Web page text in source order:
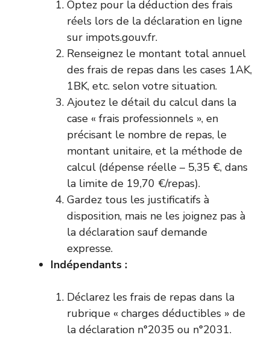
Optez pour la déduction des frais
réels lors de la déclaration en ligne
sur impots.gouv.fr.
Renseignez le montant total annuel
des frais de repas dans les cases 1AK,
1BK, etc. selon votre situation.
Ajoutez le détail du calcul dans la
case « frais professionnels », en
précisant le nombre de repas, le
montant unitaire, et la méthode de
calcul (dépense réelle – 5,35 €, dans
la limite de 19,70 €/repas).
Gardez tous les justificatifs à
disposition, mais ne les joignez pas à
la déclaration sauf demande
expresse.
Indépendants :
Déclarez les frais de repas dans la
rubrique « charges déductibles » de
la déclaration n°2035 ou n°2031.